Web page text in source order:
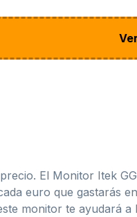
El Monitor Itek
euro que gastarás
monitor te ayudará